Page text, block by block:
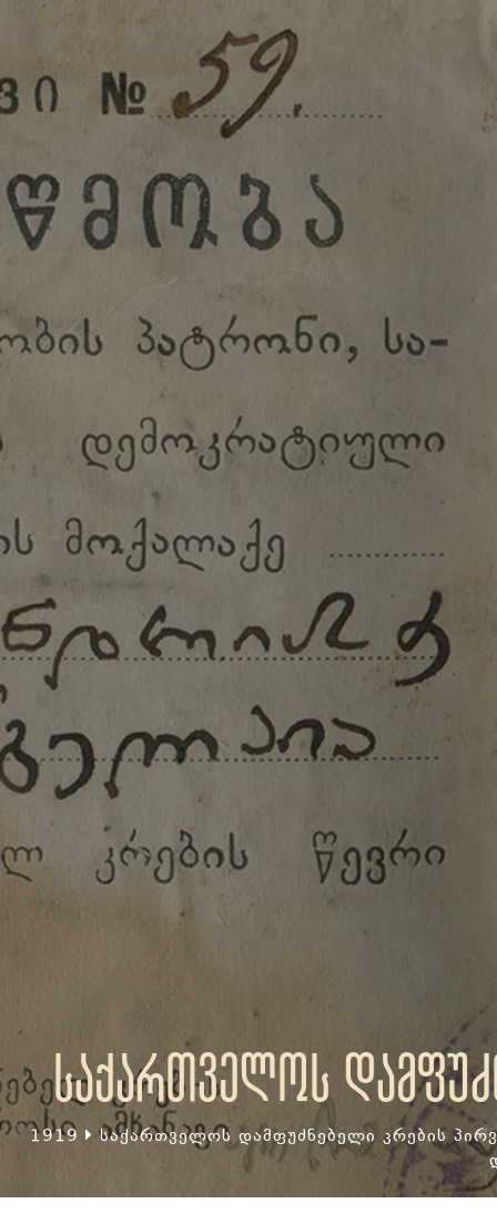
საქართველოს
1919
საქართველოს დამფუძნებელი კრების